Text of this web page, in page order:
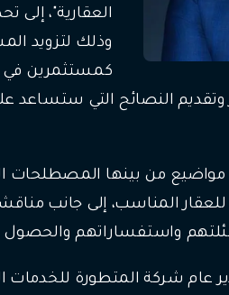
العقارية"، إلى
وذلك لتزويد
كمستثمرين في
وتقديم النصائح التي
من بينها المصطلحات
للعقار المناسب، إلى جانب
واستفساراتهم
شركة المتطورة للخدمات